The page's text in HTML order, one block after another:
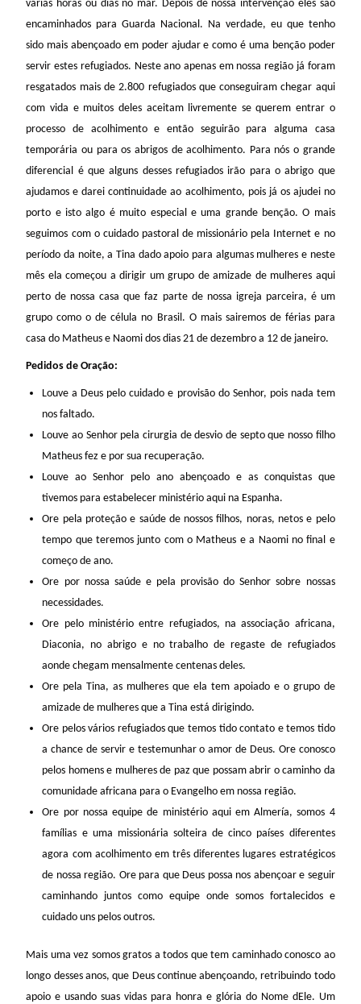
várias horas ou dias no mar. Depois de nossa intervenção eles são
encaminhados para Guarda Nacional. Na verdade, eu que tenho
sido mais abençoado em poder ajudar e como é uma benção poder
servir estes refugiados. Neste ano apenas em nossa região já foram
resgatados mais de 2.800 refugiados que conseguiram chegar aqui
com vida e muitos deles aceitam livremente se querem entrar o
processo de acolhimento e então seguirão para alguma casa
temporária ou para os abrigos de acolhimento. Para nós o grande
diferencial é que alguns desses refugiados irão para o abrigo que
ajudamos e darei continuidade ao acolhimento, pois já os ajudei no
porto e isto algo é muito especial e uma grande benção. O mais
seguimos com o cuidado pastoral de missionário pela Internet e no
período da noite, a Tina dado apoio para algumas mulheres e neste
mês ela começou a dirigir um grupo de amizade de mulheres aqui
perto de nossa casa que faz parte de nossa igreja parceira, é um
grupo como o de célula no Brasil. O mais sairemos de férias para
casa do Matheus e Naomi dos dias 21 de dezembro a 12 de janeiro.
Pedidos de Oração:
Louve a Deus pelo cuidado e provisão do Senhor, pois nada tem
nos faltado.
Louve ao Senhor pela cirurgia de desvio de septo que nosso filho
Matheus fez e por sua recuperação.
Louve ao Senhor pelo ano abençoado e as conquistas que
tivemos para estabelecer ministério aqui na Espanha.
Ore pela proteção e saúde de nossos filhos, noras, netos e pelo
tempo que teremos junto com o Matheus e a Naomi no final e
começo de ano.
Ore por nossa saúde e pela provisão do Senhor sobre nossas
necessidades.
Ore pelo ministério entre refugiados, na associação africana,
Diaconia, no abrigo e no trabalho de regaste de refugiados
aonde chegam mensalmente centenas deles.
Ore pela Tina, as mulheres que ela tem apoiado e o grupo de
amizade de mulheres que a Tina está dirigindo.
Ore pelos vários refugiados que temos tido contato e temos tido
a chance de servir e testemunhar o amor de Deus. Ore conosco
pelos homens e mulheres de paz que possam abrir o caminho da
comunidade africana para o Evangelho em nossa região.
Ore por nossa equipe de ministério aqui em Almería, somos 4
famílias e uma missionária solteira de cinco países diferentes
agora com acolhimento em três diferentes lugares estratégicos
de nossa região. Ore para que Deus possa nos abençoar e seguir
caminhando juntos como equipe onde somos fortalecidos e
cuidado uns pelos outros.
Mais uma vez somos gratos a todos que tem caminhado conosco ao
longo desses anos, que Deus continue abençoando, retribuindo todo
apoio e usando suas vidas para honra e glória do Nome dEle. Um